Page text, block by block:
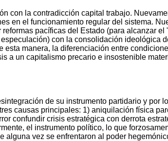
con la contradicción capital trabajo.
en el funcionamiento regular del sistema.
pacíficas del Estado (para alcanzar
con la consolidación ideológica
manera, la diferenciación entre
a un capitalismo precario e insostenible
de su instrumento partidario y por
causas principales: 1) aniquilación física
confundir crisis estratégica con derrota
el instrumento político, lo que
vez se enfrentaron al poder